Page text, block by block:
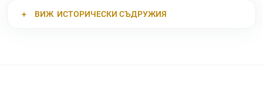
ВИЖ ИСТОРИЧЕСКИ СЪДРУЖИЯ